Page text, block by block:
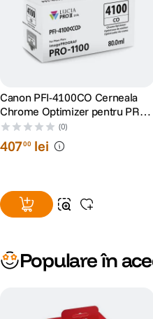
Canon PFI-4100CO Cerneala
Chrome Optimizer pentru PRO-
1100
(0)
40700 lei
Populare în